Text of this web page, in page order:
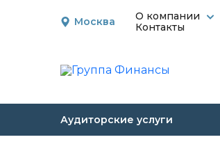
Москва О компании
Контакты
Аудиторские услуги